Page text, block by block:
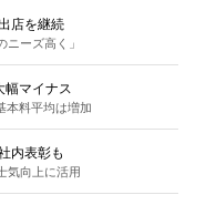
店を継続
ーズ高く」
幅マイナス
本料平均は増加
内表彰も
気向上に活用